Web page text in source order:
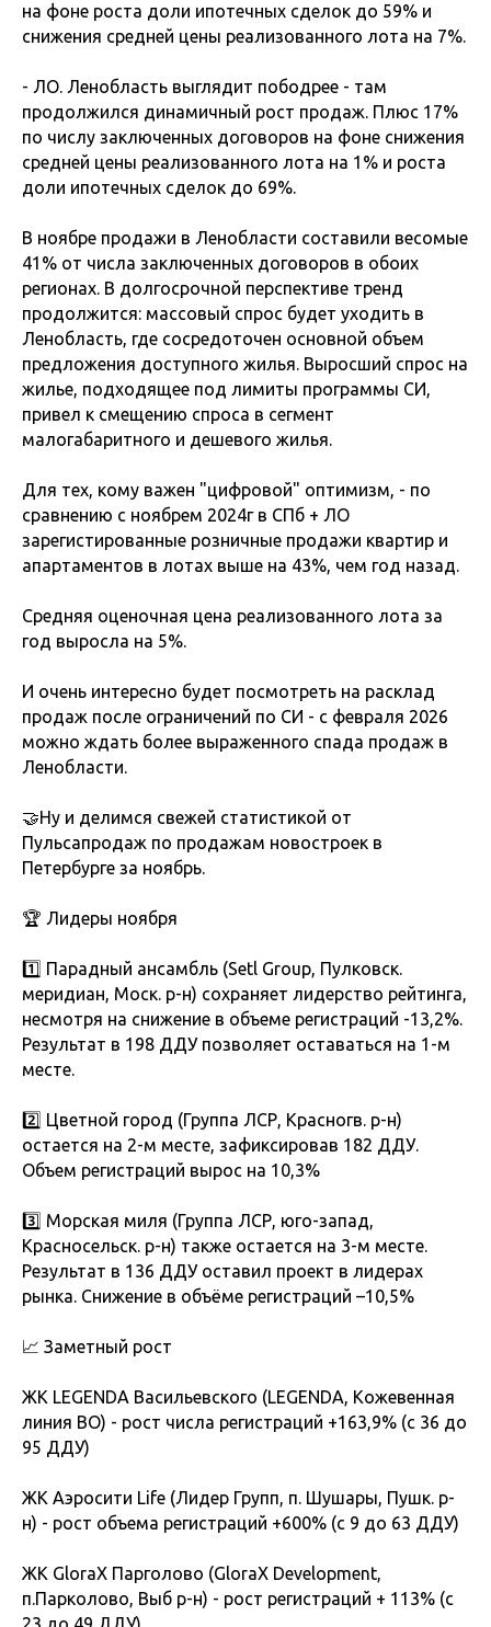
на фоне роста доли ипотечных сделок до 59% и
снижения средней цены реализованного лота на 7%.
- ЛО. Ленобласть выглядит пободрее - там
продолжился динамичный рост продаж. Плюс 17%
по числу заключенных договоров на фоне снижения
средней цены реализованного лота на 1% и роста
доли ипотечных сделок до 69%.
В ноябре продажи в Ленобласти составили весомые
41% от числа заключенных договоров в обоих
регионах. В долгосрочной перспективе тренд
продолжится: массовый спрос будет уходить в
Ленобласть, где сосредоточен основной объем
предложения доступного жилья. Выросший спрос на
жилье, подходящее под лимиты программы СИ,
привел к смещению спроса в сегмент
малогабаритного и дешевого жилья.
Для тех, кому важен "цифровой" оптимизм, - по
сравнению с ноябрем 2024г в СПб + ЛО
зарегистированные розничные продажи квартир и
апартаментов в лотах выше на 43%, чем год назад.
Средняя оценочная цена реализованного лота за
год выросла на 5%.
И очень интересно будет посмотреть на расклад
продаж после ограничений по СИ - с февраля 2026
можно ждать более выраженного спада продаж в
Ленобласти.
🤝Ну и делимся свежей статистикой от
Пульсапродаж по продажам новостроек в
Петербурге за ноябрь.
🏆 Лидеры ноября
1️⃣ Парадный ансамбль (Setl Group, Пулковск.
меридиан, Моск. р-н) сохраняет лидерство рейтинга,
несмотря на снижение в объеме регистраций -13,2%.
Результат в 198 ДДУ позволяет оставаться на 1-м
месте.
2️⃣ Цветной город (Группа ЛСР, Красногв. р-н)
остается на 2-м месте, зафиксировав 182 ДДУ.
Объем регистраций вырос на 10,3%
3️⃣ Морская миля (Группа ЛСР, юго-запад,
Красносельск. р-н) также остается на 3-м месте.
Результат в 136 ДДУ оставил проект в лидерах
рынка. Снижение в объёме регистраций –10,5%
📈 Заметный рост
ЖК LEGENDA Васильевского (LEGENDA, Кожевенная
линия ВО) - рост числа регистраций +163,9% (с 36 до
95 ДДУ)
ЖК Аэросити Life (Лидер Групп, п. Шушары, Пушк. р-
н) - рост объема регистраций +600% (с 9 до 63 ДДУ)
ЖК GloraX Парголово (GloraX Development,
п.Парколово, Выб р-н) - рост регистраций + 113% (с